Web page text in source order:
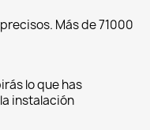
Más de 71000
lo que has
instalación